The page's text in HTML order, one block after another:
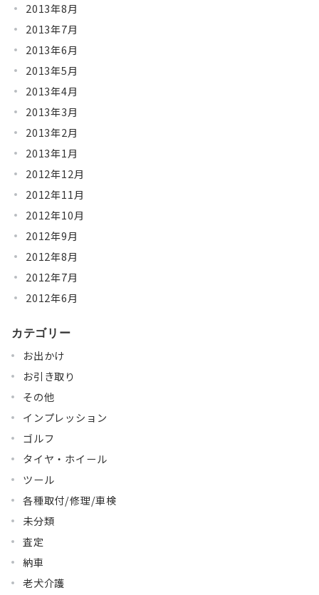
2013年8月
2013年7月
2013年6月
2013年5月
2013年4月
2013年3月
2013年2月
2013年1月
2012年12月
2012年11月
2012年10月
2012年9月
2012年8月
2012年7月
2012年6月
カテゴリー
お出かけ
お引き取り
その他
インプレッション
ゴルフ
タイヤ・ホイール
ツール
各種取付/修理/車検
未分類
査定
納車
老犬介護